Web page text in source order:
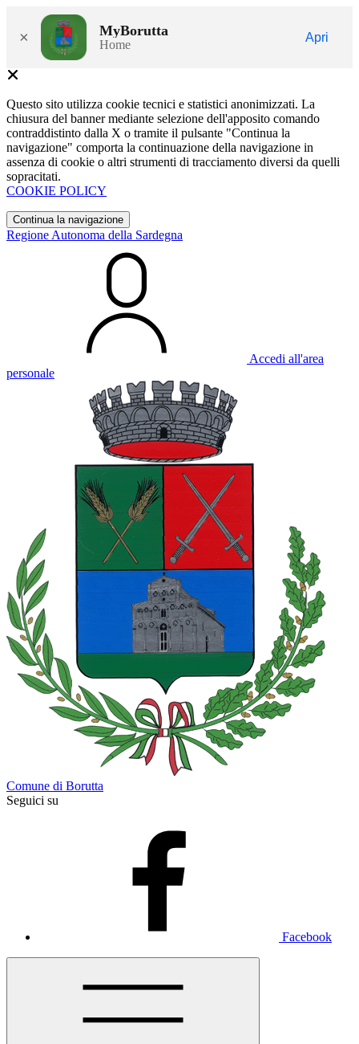
× MyBorutta
Home
Apri
Questo sito utilizza cookie tecnici e statistici anonimizzati. La
chiusura del banner mediante selezione dell'apposito comando
contraddistinto dalla X o tramite il pulsante "Continua la
navigazione" comporta la continuazione della navigazione in
assenza di cookie o altri strumenti di tracciamento diversi da quelli
sopracitati.
COOKIE POLICY
Continua la navigazione
Regione Autonoma della Sardegna
Accedi all'area
personale
Comune di Borutta
Seguici su
Facebook